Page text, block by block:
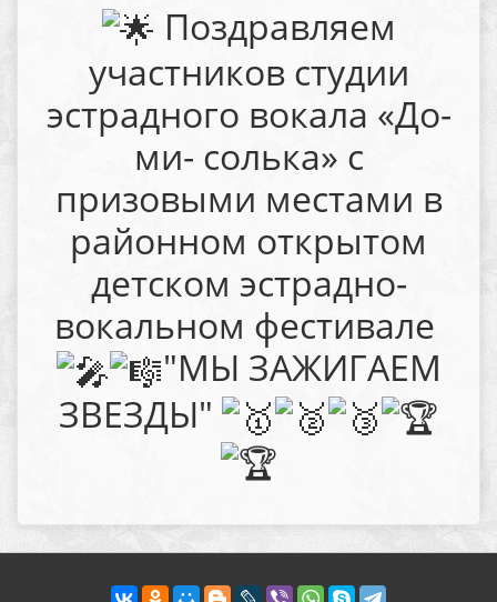
Поздравляем
участников студии
эстрадного вокала «До-
ми- солька» с
призовыми местами в
районном открытом
детском эстрадно-
вокальном фестивале
"МЫ ЗАЖИГАЕМ
ЗВЕЗДЫ"